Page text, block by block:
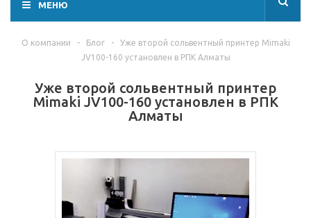
МЕНЮ
О компании - Блог -
Уже второй сольвентный принтер Mimaki
JV100-160 установлен в РПК Алматы
Уже второй сольвентный принтер
Mimaki JV100-160 установлен в РПК
Алматы